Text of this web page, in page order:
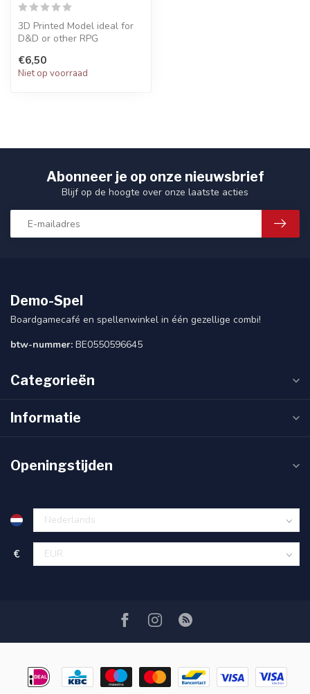
3D Printed Model ideal for
D&D or other RPG
€6,50
Niet op voorraad
Abonneer je op onze nieuwsbrief
Blijf op de hoogte over onze laatste acties
Demo-Spel
Boardgamecafé en spellenwinkel in één gezellige combi!
btw-nummer: BE0550596645
Categorieën
Informatie
Openingstijden
€